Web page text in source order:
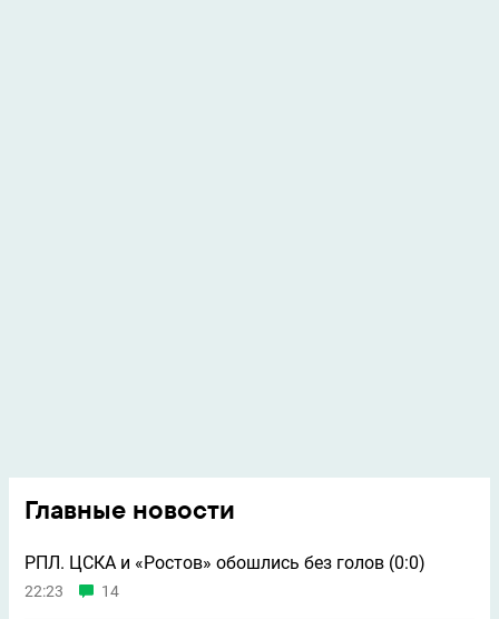
Главные новости
РПЛ. ЦСКА и «Ростов» обошлись без голов (0:0)
22:23 14